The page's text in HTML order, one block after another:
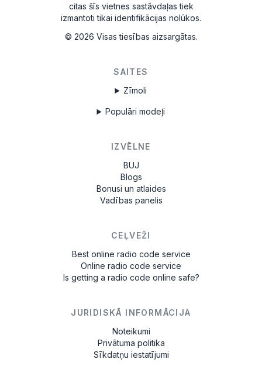
citas šīs vietnes sastāvdaļas tiek
izmantoti tikai identifikācijas nolūkos.
© 2026 Visas tiesības aizsargātas.
SAITES
Zīmoli
Populāri modeļi
IZVĒLNE
BUJ
Blogs
Bonusi un atlaides
Vadības panelis
CEĻVEŽI
Best online radio code service
Online radio code service
Is getting a radio code online safe?
JURIDISKĀ INFORMĀCIJA
Noteikumi
Privātuma politika
Sīkdatņu iestatījumi